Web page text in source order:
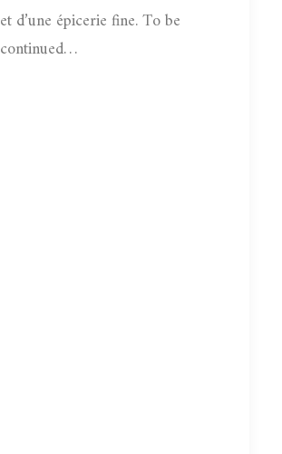
et d’une épicerie fine. To be
continued…